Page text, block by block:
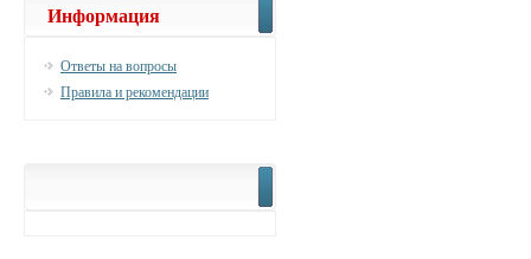
Информация
Ответы на вопросы
Правила и рекомендации